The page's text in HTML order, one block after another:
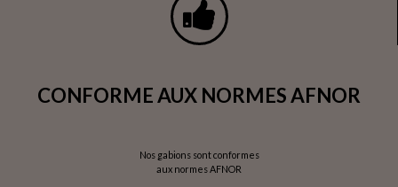
CONFORME AUX NORMES AFNOR
Nos gabions sont conformes
aux normes AFNOR